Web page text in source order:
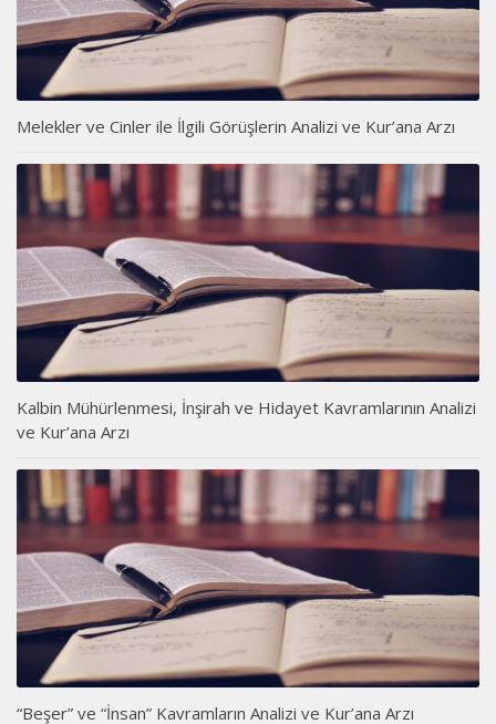
Melekler ve Cinler ile İlgili Görüşlerin Analizi ve Kur’ana Arzı
Kalbin Mühürlenmesi, İnşirah ve Hidayet Kavramlarının Analizi
ve Kur’ana Arzı
“Beşer” ve “İnsan” Kavramların Analizi ve Kur’ana Arzı